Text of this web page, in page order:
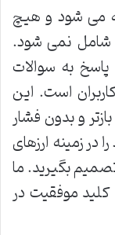
می شود و هیچ
شامل نمی شود.
پاسخ به سوالات
است. این
و بدون فشار
زمینه ارزهای
بگیرید. ما
کلید موفقیت در